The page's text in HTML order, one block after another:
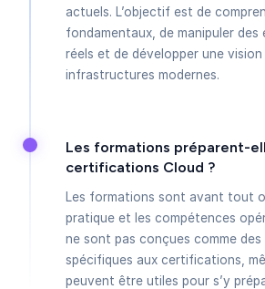
actuels. L’objectif est de
fondamentaux, de manipuler des
réels et de développer une vision
infrastructures modernes.
Les formations préparent-
certifications Cloud ?
Les formations sont avant tout
pratique et les compétences
ne sont pas conçues comme
spécifiques aux certifications,
peuvent être utiles pour s’y